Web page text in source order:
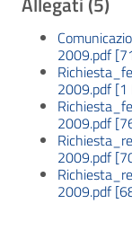
2009.pdf
2009.pdf [1
2009.pdf
2009.pdf
2009.pdf